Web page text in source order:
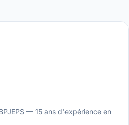
— 15 ans d'expérience en